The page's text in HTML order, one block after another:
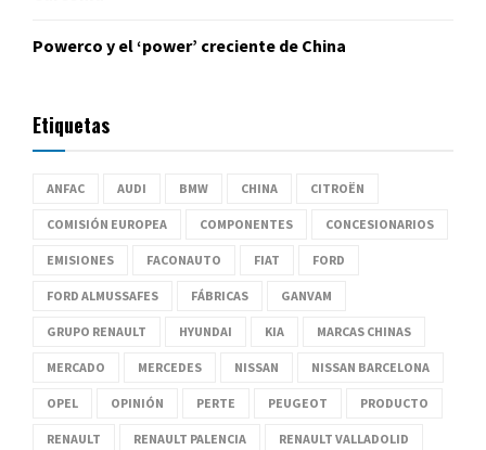
Powerco y el ‘power’ creciente de China
Etiquetas
ANFAC AUDI BMW CHINA CITROËN
COMISIÓN EUROPEA COMPONENTES CONCESIONARIOS
EMISIONES FACONAUTO FIAT FORD
FORD ALMUSSAFES FÁBRICAS GANVAM
GRUPO RENAULT HYUNDAI KIA MARCAS CHINAS
MERCADO MERCEDES NISSAN NISSAN BARCELONA
OPEL OPINIÓN PERTE PEUGEOT PRODUCTO
RENAULT RENAULT PALENCIA RENAULT VALLADOLID